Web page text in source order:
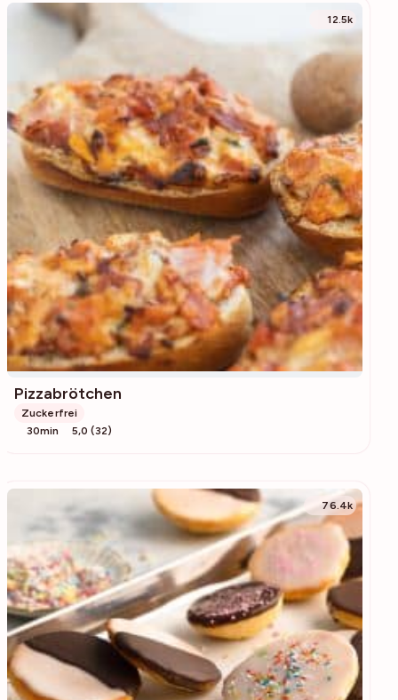
12.5k
Pizzabrötchen
Zuckerfrei
30min
5,0 (32)
76.4k